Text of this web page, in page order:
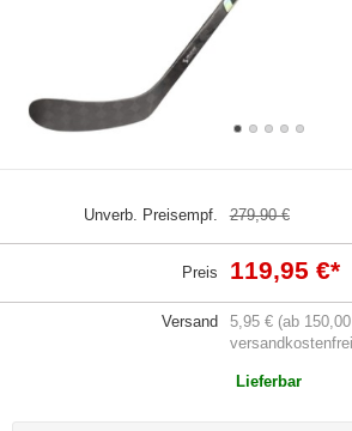
Unverb. Preisempf. 279,90 €
Preis 119,95 €*
Versand
5,95 € (ab
Lieferbar